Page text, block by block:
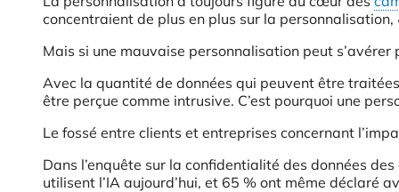
concentraient de plus en plus sur la
Mais si une mauvaise personnalisation peut
Avec la quantité de données qui peuvent être
être perçue comme intrusive. C’est pourquoi une
Le fossé entre clients et entreprises concernant
Dans l’enquête sur la confidentialité des données
utilisent l’IA aujourd’hui, et 65 % ont même déclaré